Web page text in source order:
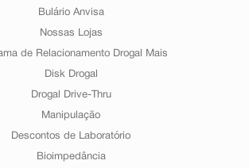
Bulário Anvisa
Nossas Lojas
de Relacionamento Drogal Mais
Disk Drogal
Drogal Drive-Thru
Manipulação
Descontos de Laboratório
Bioimpedância